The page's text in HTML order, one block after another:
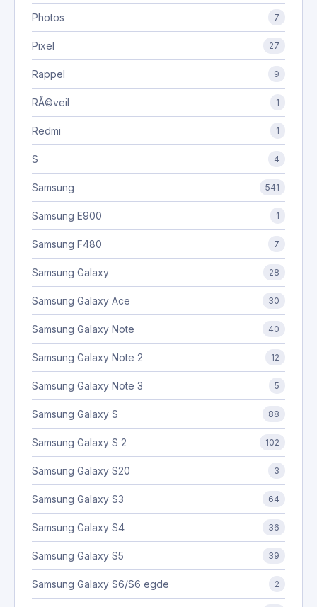
Photos 7
Pixel 27
Rappel 9
RÃ©veil 1
Redmi 1
S 4
Samsung 541
Samsung E900 1
Samsung F480 7
Samsung Galaxy 28
Samsung Galaxy Ace 30
Samsung Galaxy Note 40
Samsung Galaxy Note 2 12
Samsung Galaxy Note 3 5
Samsung Galaxy S 88
Samsung Galaxy S 2 102
Samsung Galaxy S20 3
Samsung Galaxy S3 64
Samsung Galaxy S4 36
Samsung Galaxy S5 39
Samsung Galaxy S6/S6 egde 2